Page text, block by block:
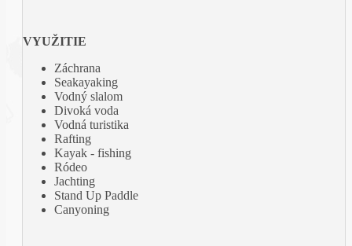
VYUŽITIE
Záchrana
Seakayaking
Vodný slalom
Divoká voda
Vodná turistika
Rafting
Kayak - fishing
Ródeo
Jachting
Stand Up Paddle
Canyoning